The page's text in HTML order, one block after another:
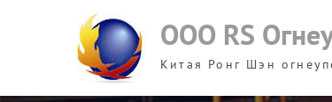
ООО RS
Китая Ронг Шэн